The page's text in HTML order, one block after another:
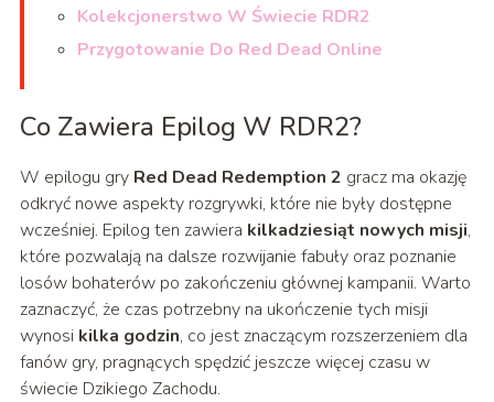
Kolekcjonerstwo W Świecie RDR2
Przygotowanie Do Red Dead Online
Co Zawiera Epilog W RDR2?
W epilogu gry Red Dead Redemption 2 gracz ma okazję
odkryć nowe aspekty rozgrywki, które nie były dostępne
wcześniej. Epilog ten zawiera kilkadziesiąt nowych misji,
które pozwalają na dalsze rozwijanie fabuły oraz poznanie
losów bohaterów po zakończeniu głównej kampanii. Warto
zaznaczyć, że czas potrzebny na ukończenie tych misji
wynosi kilka godzin, co jest znaczącym rozszerzeniem dla
fanów gry, pragnących spędzić jeszcze więcej czasu w
świecie Dzikiego Zachodu.